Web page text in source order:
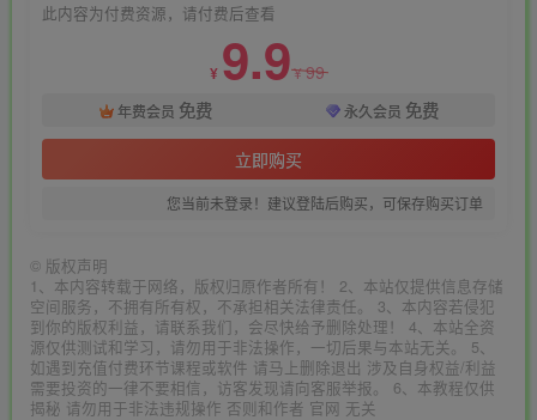
此内容为付费资源，请付费后查看
¥ 9.9¥99
年费会员 免费 永久会员 免费
立即购买
您当前未登录！建议登陆后购买，可保存购买订单
© 版权声明
1、本内容转载于网络，版权归原作者所有！ 2、本站仅提供信息存储
空间服务，不拥有所有权，不承担相关法律责任。 3、本内容若侵犯
到你的版权利益，请联系我们，会尽快给予删除处理！ 4、本站全资
源仅供测试和学习，请勿用于非法操作，一切后果与本站无关。 5、
如遇到充值付费环节课程或软件 请马上删除退出 涉及自身权益/利益
需要投资的一律不要相信，访客发现请向客服举报。 6、本教程仅供
揭秘 请勿用于非法违规操作 否则和作者 官网 无关